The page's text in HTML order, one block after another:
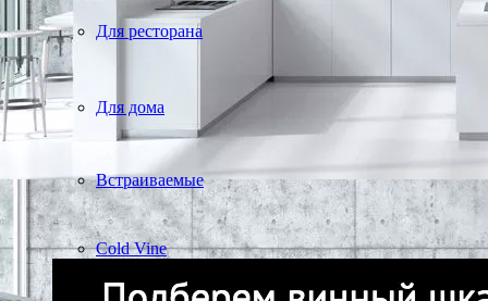
Для ресторана
Для дома
Встраиваемые
Cold Vine